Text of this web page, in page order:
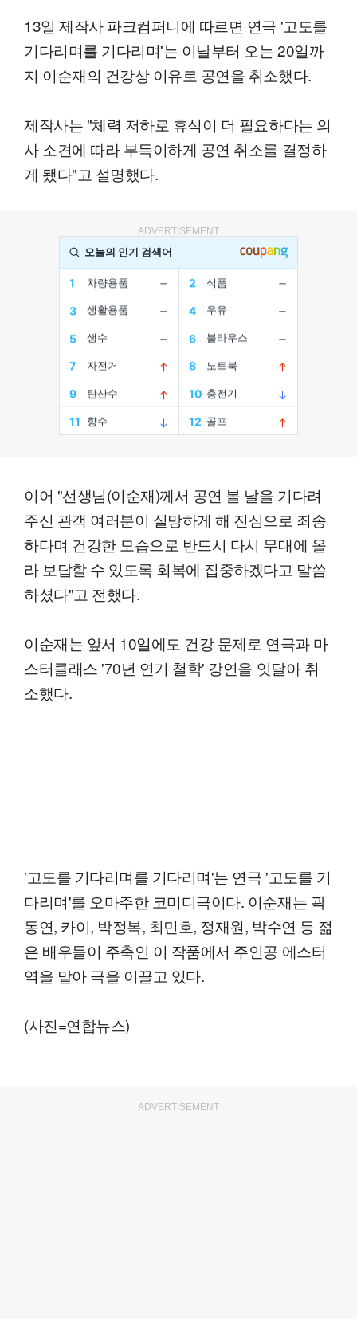
13일 제작사 파크컴퍼니에 따르면 연극 '고도를
기다리며를 기다리며'는 이날부터 오는 20일까
지 이순재의 건강상 이유로 공연을 취소했다.
제작사는 "체력 저하로 휴식이 더 필요하다는 의
사 소견에 따라 부득이하게 공연 취소를 결정하
게 됐다"고 설명했다.
ADVERTISEMENT
이어 "선생님(이순재)께서 공연 볼 날을 기다려
주신 관객 여러분이 실망하게 해 진심으로 죄송
하다며 건강한 모습으로 반드시 다시 무대에 올
라 보답할 수 있도록 회복에 집중하겠다고 말씀
하셨다"고 전했다.
이순재는 앞서 10일에도 건강 문제로 연극과 마
스터클래스 '70년 연기 철학' 강연을 잇달아 취
소했다.
'고도를 기다리며를 기다리며'는 연극 '고도를 기
다리며'를 오마주한 코미디극이다. 이순재는 곽
동연, 카이, 박정복, 최민호, 정재원, 박수연 등 젊
은 배우들이 주축인 이 작품에서 주인공 에스터
역을 맡아 극을 이끌고 있다.
(사진=연합뉴스)
ADVERTISEMENT